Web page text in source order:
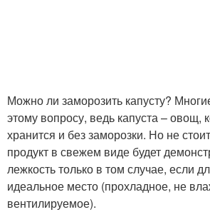
Можно ли заморозить капусту?
этому вопросу, ведь капуста – овощ,
хранится и без заморозки. Но не
продукт в свежем виде будет
лежкость только в том случае, если
идеальное место (прохладное, не
вентилируемое).